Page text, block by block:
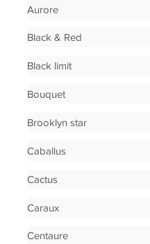
Aurore
Black & Red
Black limit
Bouquet
Brooklyn star
Caballus
Cactus
Caraux
Centaure